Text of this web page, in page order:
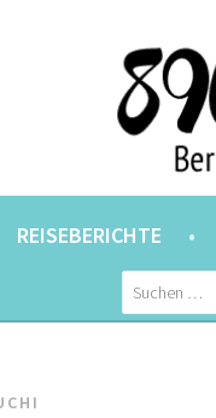
REISEBERICHTE
Suchen
nach: